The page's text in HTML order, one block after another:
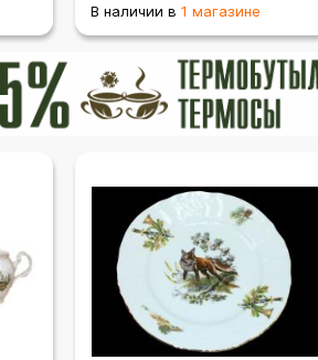
В наличии в 1 магазине